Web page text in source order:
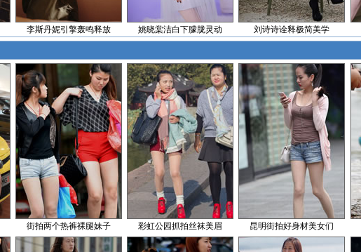
李斯丹妮引擎轰鸣释放 姚晓棠洁白下朦胧灵动 刘诗诗诠释极简美学
街拍两个热裤裸腿妹子 彩虹公园抓拍丝袜美眉 昆明街拍好身材美女们